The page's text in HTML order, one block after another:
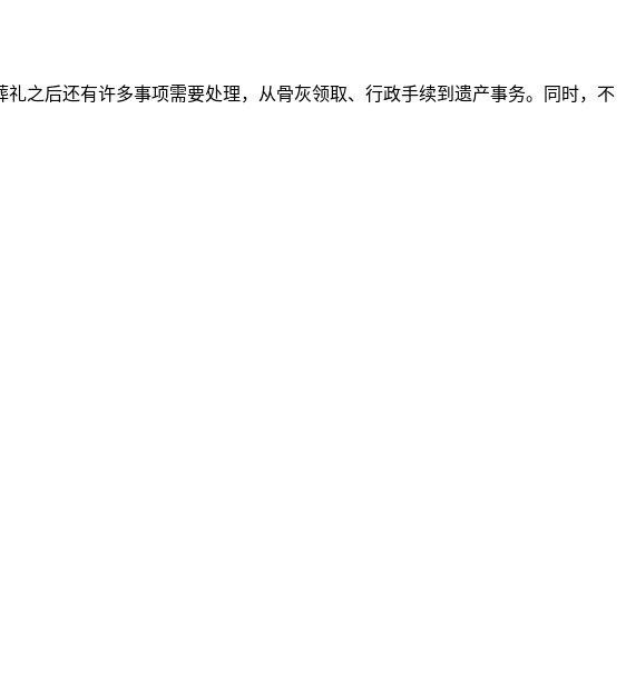
之后还有许多事项需要处理，从骨灰领取、行政手续到遗产事务。同时，不